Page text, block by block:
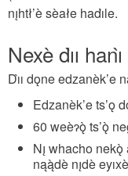
nı̨htł’è sèałe hadı̀le.
Nexè dı̀ı
Dı̀ı dǫne edzanèk’e
Edzanèk’e ts’ǫ
60 weèɂǫ̀ ts’ǫ̀
Nı̨ whacho nekǫ̀
nąą̀dè nı̨dè